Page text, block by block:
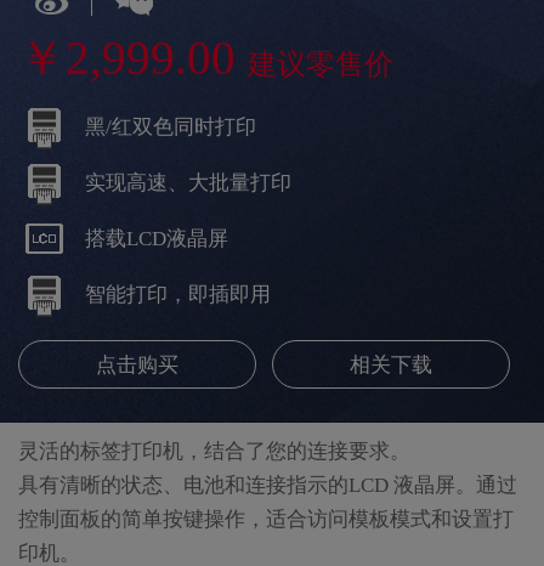
￥2,999.00 建议零售价
黑/红双色同时打印
实现高速、大批量打印
搭载LCD液晶屏
智能打印，即插即用
点击购买 相关下载
灵活的标签打印机，结合了您的连接要求。
具有清晰的状态、电池和连接指示的LCD 液晶屏。通过
控制面板的简单按键操作，适合访问模板模式和设置打
印机。